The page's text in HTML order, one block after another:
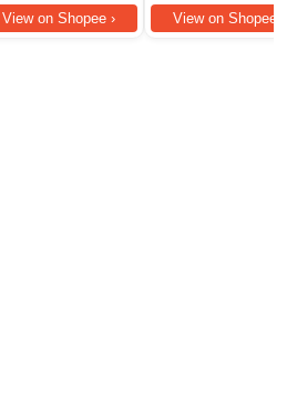
View on Shopee ›
View on Shopee ›